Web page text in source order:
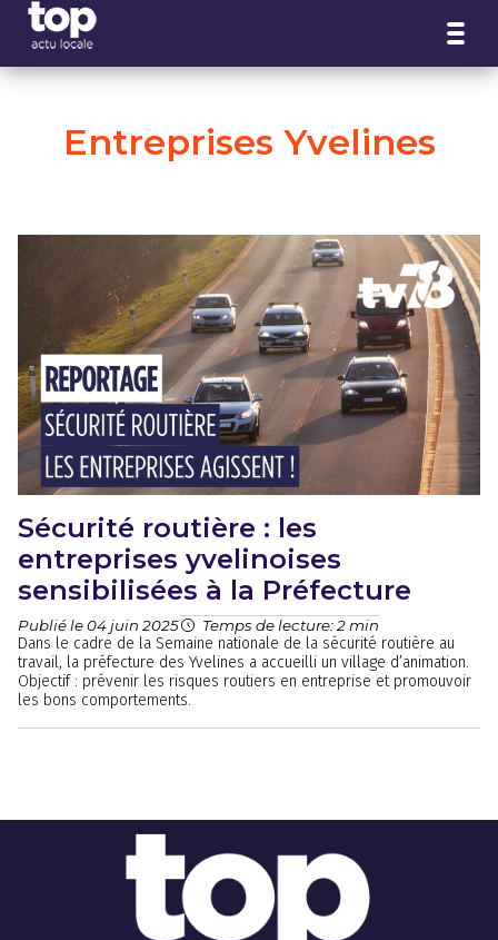
Entreprises Yvelines
Sécurité routière : les
entreprises yvelinoises
sensibilisées à la Préfecture
Publié le 04 juin 2025 Temps de lecture: 2 min
Dans le cadre de la Semaine nationale de la sécurité routière au
travail, la préfecture des Yvelines a accueilli un village d’animation.
Objectif : prévenir les risques routiers en entreprise et promouvoir
les bons comportements.
Panneau de gestion des cookies